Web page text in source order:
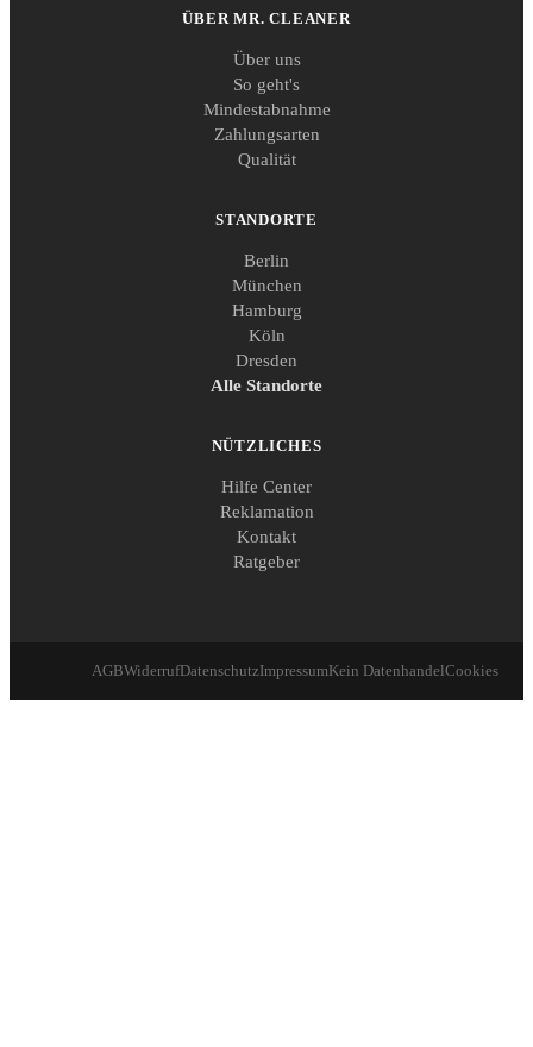
ÜBER MR. CLEANER
Über uns
So geht's
Mindestabnahme
Zahlungsarten
Qualität
STANDORTE
Berlin
München
Hamburg
Köln
Dresden
Alle Standorte
NÜTZLICHES
Hilfe Center
Reklamation
Kontakt
Ratgeber
AGBWiderrufDatenschutzImpressumKein DatenhandelCookies